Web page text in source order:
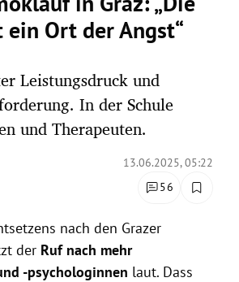
Ort der Angst“
Leistungsdruck und
In der Schule
und Therapeuten.
13.06.2025, 05:22
56
nach den Grazer
der Ruf nach mehr
-psychologinnen laut. Dass